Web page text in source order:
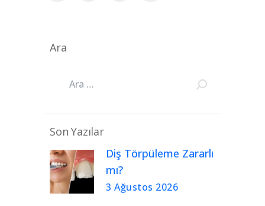
Ara
Son Yazılar
Diş Törpüleme Zararlı
mı?
3 Ağustos 2026